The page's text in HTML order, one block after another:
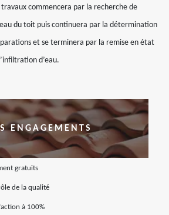
commencera par la recherche de
du toit puis continuera par la détermination
et se terminera par la remise en état
d’eau.
ENGAGEMENTS
gratuits
de la qualité
à 100%